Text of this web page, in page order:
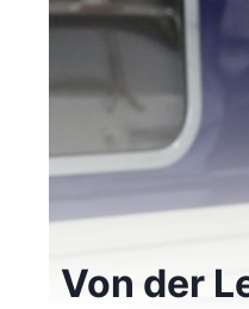
Von der